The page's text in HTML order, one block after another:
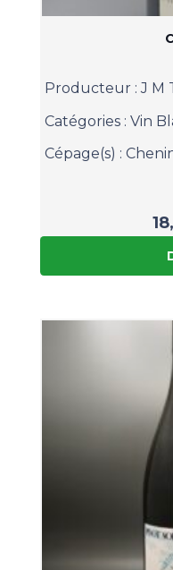
Producteur :J M
Catégories : Vin
Cépage(s) :